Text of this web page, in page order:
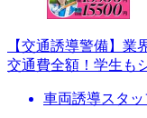
【交通誘導警備】業
交通費全額！学生も
車両誘導スタッ